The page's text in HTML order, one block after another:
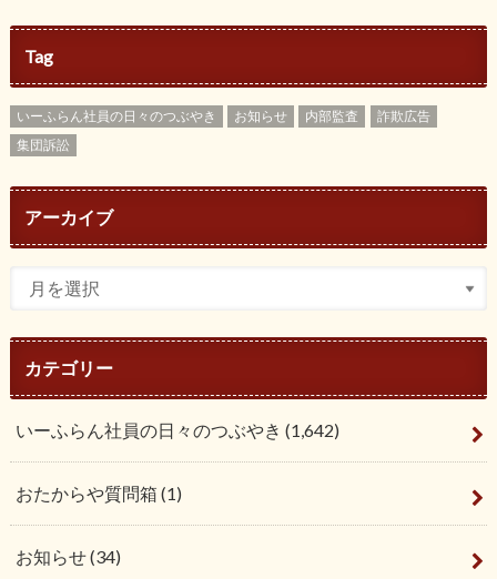
Tag
いーふらん社員の日々のつぶやき お知らせ 内部監査
詐欺広告
集団訴訟
アーカイブ
カテゴリー
いーふらん社員の日々のつぶやき (1,642)
おたからや質問箱 (1)
お知らせ(34)